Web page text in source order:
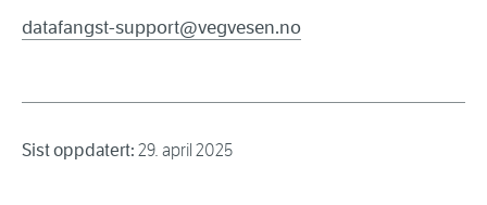
datafangst-support@vegvesen.no
Sist oppdatert: 29. april 2025